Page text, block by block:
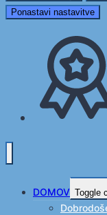
Ponastavi nastavitve
DOMOV Toggle